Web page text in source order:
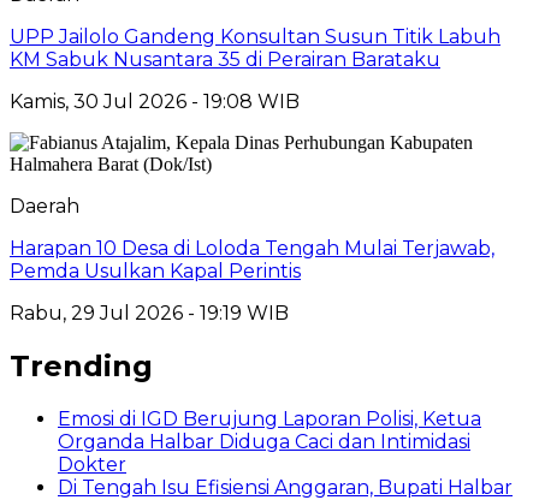
UPP Jailolo Gandeng Konsultan Susun Titik Labuh
KM Sabuk Nusantara 35 di Perairan Barataku
Kamis, 30 Jul 2026 - 19:08 WIB
Daerah
Harapan 10 Desa di Loloda Tengah Mulai Terjawab,
Pemda Usulkan Kapal Perintis
Rabu, 29 Jul 2026 - 19:19 WIB
Trending
Emosi di IGD Berujung Laporan Polisi, Ketua
Organda Halbar Diduga Caci dan Intimidasi
Dokter
Di Tengah Isu Efisiensi Anggaran, Bupati Halbar